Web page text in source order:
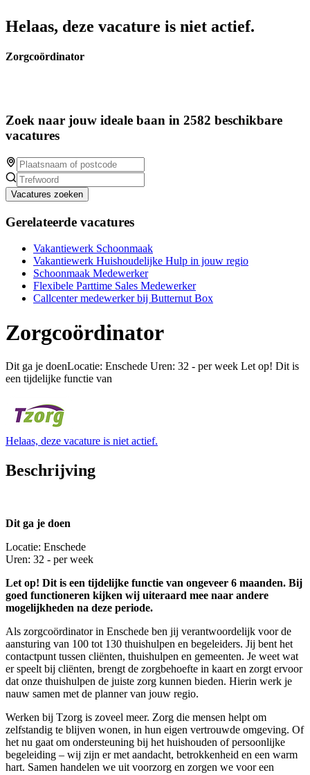
Helaas, deze vacature is niet actief.
Zorgcoördinator
Zoek naar jouw ideale baan in 2582 beschikbare
vacatures
Vacatures zoeken
Gerelateerde vacatures
Vakantiewerk Schoonmaak
Vakantiewerk Huishoudelijke Hulp in jouw regio
Schoonmaak Medewerker
Flexibele Parttime Sales Medewerker
Callcenter medewerker bij Butternut Box
Zorgcoördinator
Dit ga je doenLocatie: Enschede Uren: 32 - per week Let op! Dit is
een tijdelijke functie van
Helaas, deze vacature is niet actief.
Beschrijving
Dit ga je doen
Locatie: Enschede
Uren: 32 - per week
Let op! Dit is een tijdelijke functie van ongeveer 6 maanden. Bij
goed functioneren kijken wij uiteraard mee naar andere
mogelijkheden na deze periode.
Als zorgcoördinator in Enschede ben jij verantwoordelijk voor de
aansturing van 100 tot 130 thuishulpen en begeleiders. Jij bent het
contactpunt tussen cliënten, thuishulpen en gemeenten. Je weet wat
er speelt bij cliënten, brengt de zorgbehoefte in kaart en zorgt ervoor
dat onze thuishulpen de juiste zorg kunnen bieden. Hierin werk je
nauw samen met de planner van jouw regio.
Werken bij Tzorg is zoveel meer. Zorg die mensen helpt om
zelfstandig te blijven wonen, in hun eigen vertrouwde omgeving. Of
het nu gaat om ondersteuning bij het huishouden of persoonlijke
begeleiding – wij zijn er met aandacht, betrokkenheid en een warm
hart. Samen handelen we uit voorzorg en zorgen we voor een